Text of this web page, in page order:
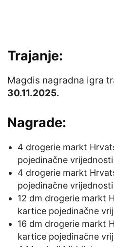
Trajanje:
Magdis nagradna igra
30.11.2025.
Nagrade:
4 drogerie markt
pojedinačne vrijednosti
4 drogerie markt
pojedinačne
12 dm drogerie markt
kartice pojedinačne
16 dm drogerie markt
kartice pojedinačne